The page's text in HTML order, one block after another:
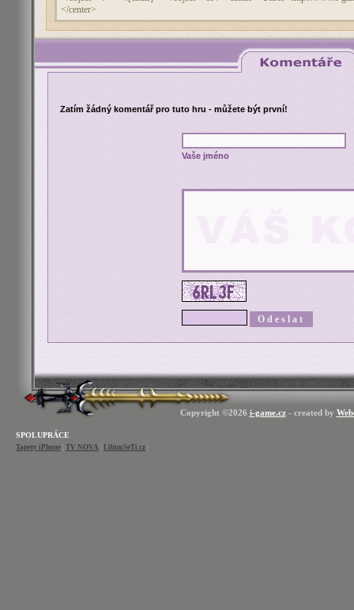
Zatím žádný komentář pro tuto hru - můžete být první!
Vaše jméno
Copyright ©2026 i-game.cz- created by
SPOLUPRÁCE
Tapety iPhone TV NOVA LibimSeTi.cz